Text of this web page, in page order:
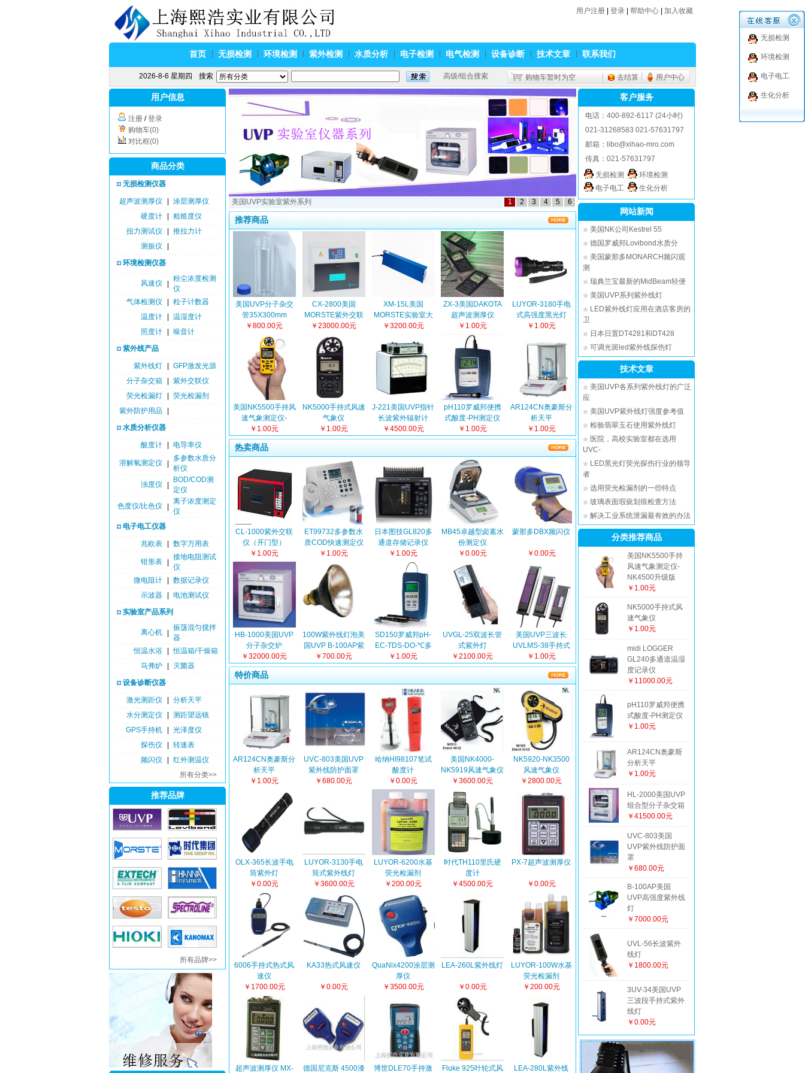
用户注册 登录 帮助中心 加入收藏
首页 无损检测 环境检测 紫外检测 水质分析 电子检测 电气检测 设备诊断 技术文章 联系我们
2026-8-6 星期四 搜索 高级/组合搜索 购物车暂时为空 去结算 用户中心
无损检测
环境检测
电子电工
生化分析
用户信息
注册 /登录
购物车(0)
对比框(0)
商品分类
无损检测仪器
超声波测厚仪
涂层测厚仪
硬度计
粗糙度仪
扭力测试仪
推拉力计
测振仪
环境检测仪器
风速仪
粉尘浓度检测
仪
气体检测仪
粒子计数器
温度计
温湿度计
照度计
噪音计
紫外线产品
紫外线灯
GFP激发光源
分子杂交箱
紫外交联仪
荧光检漏灯
荧光检漏剂
紫外防护用品
水质分析仪器
酸度计 电导率仪
溶解氧测定仪
多参数水质分
析仪
浊度仪
BOD/COD测
定仪
色度仪/比色仪
离子浓度测定
仪
电子电工仪器
兆欧表 数字万用表
钳形表
接地电阻测试
仪
微电阻计
数据记录仪
示波器
电池测试仪
实验室产品系列
离心机
振荡混匀搅拌
器
恒温水浴
恒温箱/干燥箱
马弗炉
灭菌器
设备诊断仪器
激光测距仪
分析天平
水分测定仪
测距望远镜
GPS手持机
光泽度仪
探伤仪
转速表
频闪仪
红外测温仪
所有分类>>
推荐品牌
所有品牌>>
美国UVP实验室紫外系列 1 2 3 4 5 6
推荐商品
美国UVP分子杂交
管35X300mm
￥800.00元
CX-2800美国
MORSTE紫外交联
仪
￥23000.00元
XM-15L美国
MORSTE实验室大
功率紫外线灯
￥3200.00元
ZX-3美国DAKOTA
超声波测厚仪
￥1.00元
LUYOR-3180手电
式高强度黑光灯
￥1.00元
美国NK5500手持风
速气象测定仪-
NK4500升级版
￥1.00元
NK5000手持式风速
气象仪
￥1.00元
J-221美国UVP指针
长波紫外辐射计
￥4500.00元
pH110罗威邦便携
式酸度-PH测定仪
￥1.00元
AR124CN奥豪斯分
析天平
￥1.00元
热卖商品
CL-1000紫外交联
仪（开门型）
￥1.00元
ET99732多参数水
质COD快速测定仪
￥1.00元
日本图技GL820多
通道存储记录仪
￥1.00元
MB45卓越型卤素水
份测定仪
￥0.00元
蒙那多DBX频闪仪
￥0.00元
HB-1000美国UVP
分子杂交炉
￥32000.00元
100W紫外线灯泡美
国UVP B-100AP紫
外灯泡
￥700.00元
SD150罗威邦pH-
EC-TDS-DO-℃多
参数测定仪
￥1.00元
UVGL-25双波长管
式紫外灯
￥2100.00元
美国UVP三波长
UVLMS-38手持式
紫外线灯
￥1.00元
特价商品
AR124CN奥豪斯分
析天平
￥1.00元
UVC-803美国UVP
紫外线防护面罩
￥680.00元
哈纳HI98107笔试
酸度计
￥0.00元
美国NK4000-
NK5919风速气象仪
￥3600.00元
NK5920-NK3500
风速气象仪
￥2800.00元
OLX-365长波手电
筒紫外灯
￥0.00元
LUYOR-3130手电
筒式紫外线灯
￥3600.00元
LUYOR-6200水基
荧光检漏剂
￥200.00元
时代TH110里氏硬
度计
￥4500.00元
PX-7超声波测厚仪
￥0.00元
6006手持式热式风
速仪
￥1700.00元
KA33热式风速仪
￥0.00元
QuaNix4200涂层测
厚仪
￥3500.00元
LEA-260L紫外线灯
￥0.00元
LUYOR-100W水基
荧光检漏剂
￥200.00元
超声波测厚仪 MX- 德国尼克斯 4500漆 博世DLE70手持激 Fluke 925叶轮式风 LEA-280L紫外线
客户服务
电话：400-892-6117 (24小时)
021-31268583 021-57631797
邮箱： libo@xihao-mro.com
传真：021-57631797
无损检测
环境检测
电子电工
生化分析
网站新闻
美国NK公司Kestrel 55
德国罗威邦Lovibond水质分
美国蒙那多MONARCH频闪观
测
瑞典兰宝最新的MidBeam轻便
美国UVP系列紫外线灯
LED紫外线灯应用在酒店客房的
卫
日本日置DT4281和DT428
可调光斑led紫外线探伤灯
技术文章
美国UVP各系列紫外线灯的广泛
应
美国UVP紫外线灯强度参考值
检验翡翠玉石使用紫外线灯
医院，高校实验室都在选用
UVC-
LED黑光灯荧光探伤行业的领导
者
选用荧光检漏剂的一些特点
玻璃表面瑕疵划痕检查方法
解决工业系统泄漏最有效的办法
分类推荐商品
美国NK5500手持
风速气象测定仪-
NK4500升级版
￥1.00元
NK5000手持式风
速气象仪
￥1.00元
midi LOGGER
GL240多通道温湿
度记录仪
￥11000.00元
pH110罗威邦便携
式酸度-PH测定仪
￥1.00元
AR124CN奥豪斯
分析天平
￥1.00元
HL-2000美国UVP
组合型分子杂交箱
￥41500.00元
UVC-803美国
UVP紫外线防护面
罩
￥680.00元
B-100AP美国
UVP高强度紫外线
灯
￥7000.00元
UVL-56长波紫外
线灯
￥1800.00元
3UV-34美国UVP
三波段手持式紫外
线灯
￥0.00元